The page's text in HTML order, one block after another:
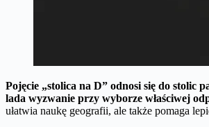
Pojęcie „stolica na D” odnosi się do stolic
lada wyzwanie przy wyborze właściwej
ułatwia naukę geografii, ale także pomaga